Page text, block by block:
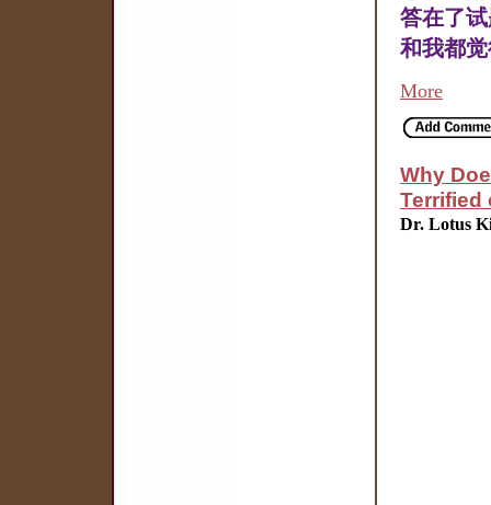
答在了
和我都
More
Why
Terrified
Dr. Lotus